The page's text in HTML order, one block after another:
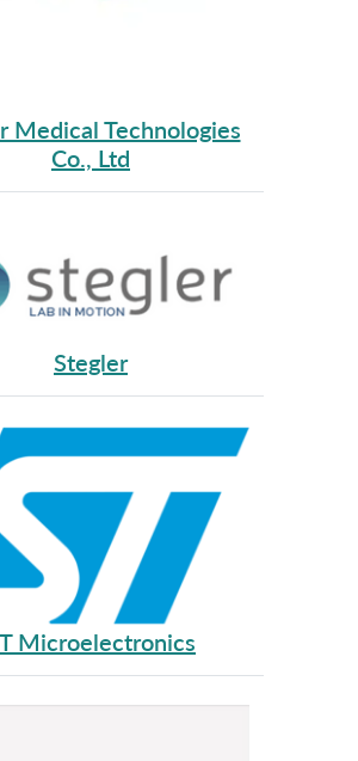
Medical Technologies
Co., Ltd
Stegler
Microelectronics